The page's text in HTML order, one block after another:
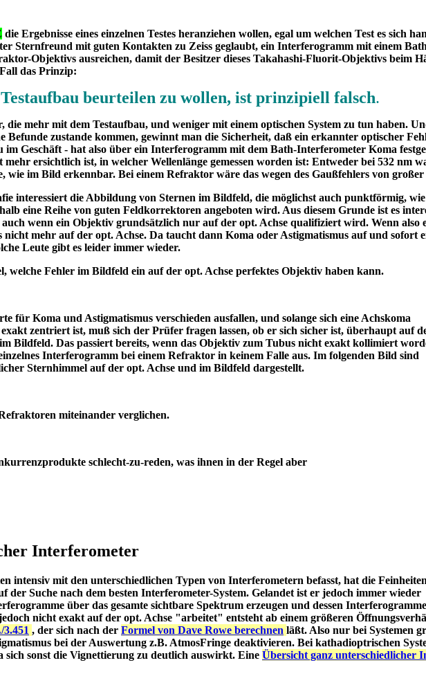
die Ergebnisse eines einzelnen Testes heranziehen wollen, egal um welchen Test es sich
Sternfreund mit guten Kontakten zu Zeiss geglaubt, ein Interferogramm mit einem
Objektivs ausreichen, damit der Besitzer dieses Takahashi-Fluorit-Objektivs beim
das Prinzip:
beurteilen zu wollen, ist prinzipiell falsch.
die mehr mit dem Testaufbau, und weniger mit einem optischen System zu tun haben.
zustande kommen, gewinnt man die Sicherheit, daß ein erkannter optischer
Geschäft - hat also über ein Interferogramm mit dem Bath-Interferometer Koma
ersichtlich ist, in welcher Wellenlänge gemessen worden ist: Entweder bei 532 nm
wie im Bild erkennbar. Bei einem Refraktor wäre das wegen des Gaußfehlers von
interessiert die Abbildung von Sternen im Bildfeld, die möglichst auch punktförmig,
eine Reihe von guten Feldkorrektoren angeboten wird. Aus diesem Grunde ist es
wenn ein Objektiv grundsätzlich nur auf der opt. Achse qualifiziert wird. Wenn also
mehr auf der opt. Achse. Da taucht dann Koma oder Astigmatismus auf und sofort
Leute gibt es leider immer wieder.
Beispiel, welche Fehler im Bildfeld ein auf der opt. Achse perfektes
für Koma und Astigmatismus verschieden ausfallen, und solange sich eine Achskoma
zentriert ist, muß sich der Prüfer fragen lassen, ob er sich sicher ist, überhaupt auf
Bildfeld. Das passiert bereits, wenn das Objektiv zum Tubus nicht exakt kollimiert
Interferogramm bei einem Refraktor in keinem Falle aus. Im folgenden Bild sind
Sternhimmel auf der opt. Achse und im Bildfeld dargestellt.
Refraktoren miteinander verglichen.
schlecht-zu-reden, was ihnen in der Regel aber
Interferometer
intensiv mit den unterschiedlichen Typen von Interferometern befasst, hat die Feinheiten
der Suche nach dem besten Interferometer-System. Gelandet ist er jedoch immer wieder
über das gesamte sichtbare Spektrum erzeugen und dessen Interferogramme
nicht exakt auf der opt. Achse "arbeitet" entsteht ab einem größeren
, der sich nach der Formel von Dave Rowe berechnen läßt. Also nur bei Systemen
bei der Auswertung z.B. AtmosFringe deaktivieren. Bei kathadioptrischen
sich sonst die Vignettierung zu deutlich auswirkt. Eine Übersicht ganz unterschiedlicher